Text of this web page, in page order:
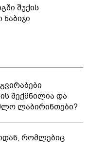
შუქის
შექმნილია და
ლაბირინთები?
რომლებიც